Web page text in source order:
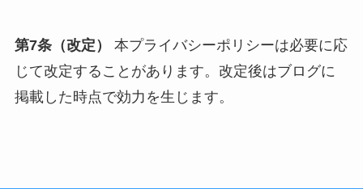
第7条（改定）
本プライバシーポリシーは必要に応
じて改定することがあります。改定後はブログに
掲載した時点で効力を生じます。